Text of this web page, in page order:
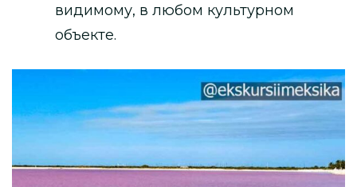
видимому, в любом культурном
объекте.